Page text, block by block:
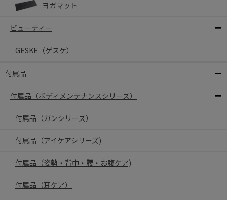
ヨガマット
ビューティー
GESKE（ゲスケ）
付属品
付属品（ボディメンテナンスシリーズ）
付属品（ガンシリーズ）
付属品（アイケアシリーズ)
付属品（姿勢・背中・腰・お腹ケア)
付属品（耳ケア）